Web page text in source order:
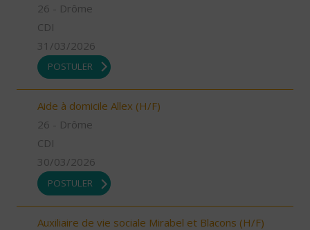
26 - Drôme
CDI
31/03/2026
POSTULER
Aide à domicile Allex (H/F)
26 - Drôme
CDI
30/03/2026
POSTULER
Auxiliaire de vie sociale Mirabel et Blacons (H/F)